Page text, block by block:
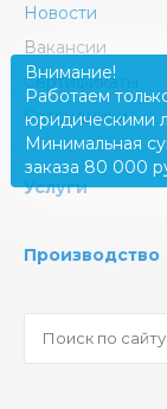
Новости
Вакансии
Сертификаты
Сотрудники
Услуги
Производство
Внимание!
Работаем
юридическими
Минимальная
заказа 80 000